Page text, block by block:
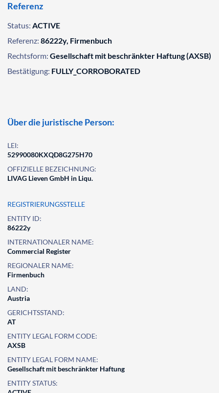
Referenz
Status: ACTIVE
Referenz: 86222y, Firmenbuch
Rechtsform: Gesellschaft mit beschränkter Haftung (AXSB)
Bestätigung: FULLY_CORROBORATED
Über die juristische Person:
LEI:
52990080KXQD8G275H70
OFFIZIELLE BEZEICHNUNG:
LIVAG Lieven GmbH in Liqu.
REGISTRIERUNGSSTELLE
ENTITY ID:
86222y
INTERNATIONALER NAME:
Commercial Register
REGIONALER NAME:
Firmenbuch
LAND:
Austria
GERICHTSSTAND:
AT
ENTITY LEGAL FORM CODE:
AXSB
ENTITY LEGAL FORM NAME:
Gesellschaft mit beschränkter Haftung
ENTITY STATUS: